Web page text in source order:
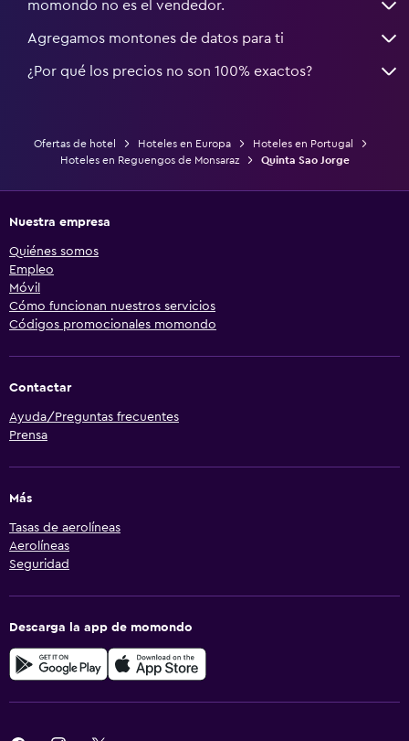
momondo no es el vendedor.
Agregamos montones de datos para ti
¿Por qué los precios no son 100% exactos?
Ofertas de hotel Hoteles en Europa
Hoteles en Portugal
Hoteles en Reguengos de Monsaraz
Quinta Sao Jorge
Nuestra empresa
Quiénes somos
Empleo
Móvil
Cómo funcionan nuestros servicios
Códigos promocionales momondo
Contactar
Ayuda/Preguntas frecuentes
Prensa
Más
Tasas de aerolíneas
Aerolíneas
Seguridad
Descarga la app de momondo